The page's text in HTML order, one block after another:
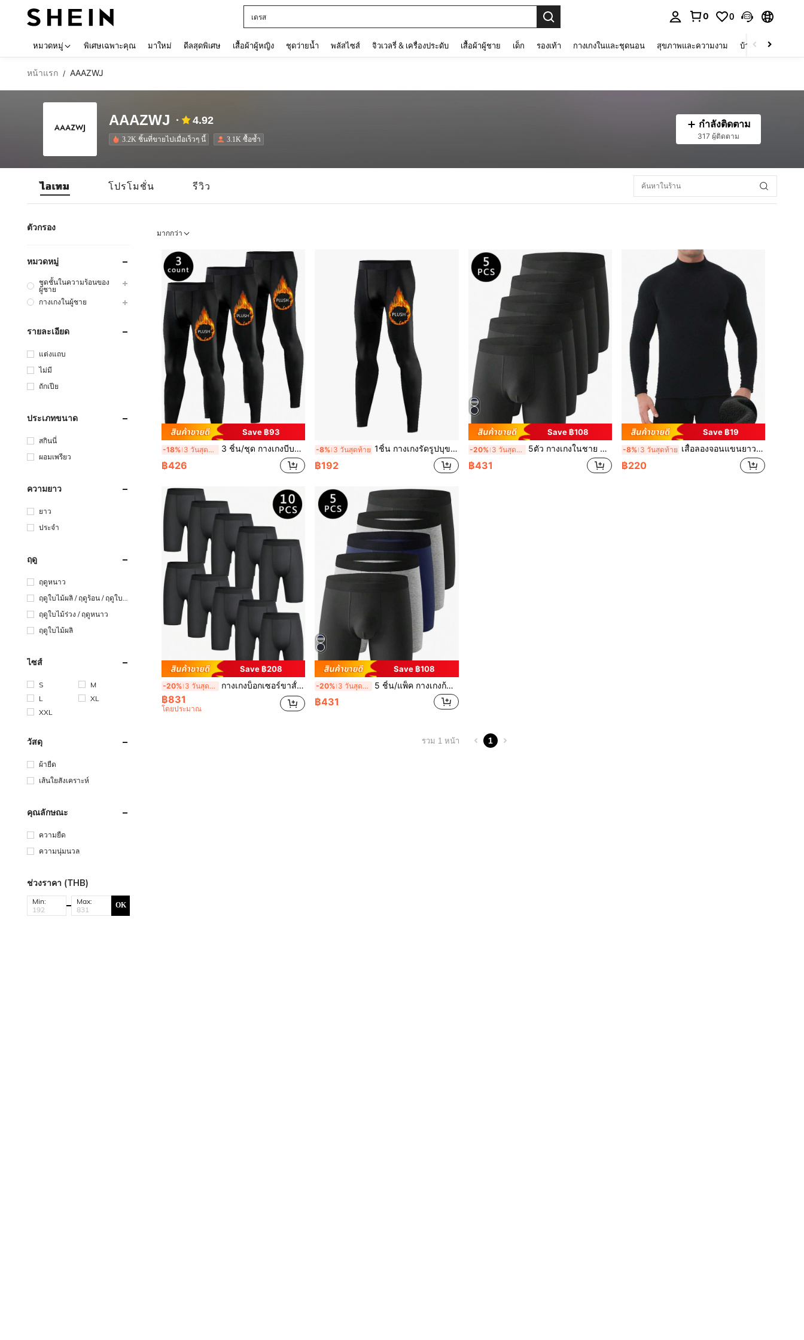
เดรส
0 0
หมวดหมู่ พิเศษเฉพาะคุณ มาใหม่ ดีลสุดพิเศษ เสื้อผ้าผู้หญิง ชุดว่ายน้ำ พลัสไซส์ จิวเวลรี่ & เครื่องประดับ เสื้อผ้าผู้ชาย เด็ก รองเท้า กางเกงในและชุดนอน สุขภาพและความงาม บ้านและที่อยู่อาศัย
หน้าแรก / AAAZWJ
AAAZWJ 4.92
3.2K ชิ้นที่ขายไปเมื่อเร็วๆ นี้ 3.1K ซื้อซ้ำ
กำลังติดตาม
317 ผู้ติดตาม
ไอเทม โปรโมชั่น รีวิว
ตัวกรอง
หมวดหมู่
ชุดชั้นในความร้อนของ
ผู้ชาย
กางเกงในผู้ชาย
รายละเอียด
แต่งแถบ
ไม่มี
ถักเปีย
ประเภทขนาด
สกินนี่
ผอมเพรียว
ความยาว
ยาว
ประจำ
ฤดู
ฤดูหนาว
ฤดูใบไม้ผลิ / ฤดูร้อน / ฤดูใบไ
ม้ร่วง
ฤดูใบไม้ร่วง / ฤดูหนาว
ฤดูใบไม้ผลิ
ไซส์
S
M
L
XL
XXL
วัสดุ
ผ้ายืด
เส้นใยสังเคราะห์
คุณลักษณะ
ความยืด
ความนุ่มนวล
ช่วงราคา (THB)
Min: Max: OK
มากกว่า
Save ฿93
-18% 3 วันสุดท้าย 3 ชิ้น/ชุด กางเกงบีบอัด ผู้ชายใส่ในฤดูหนาว หนา, เหมาะสำหรับฟิตเนส, วิ่ง และกีฬา, กางเกงรัดรูปสำหรับสตรีสำหรับใช้กลางแจ้ง
฿426
-8% 3 วันสุดท้าย 1ชิ้น กางเกงรัดรูปบุขนกันหนาวสำหรับผู้ชาย เหมาะสำหรับฟิตเนส ออกกำลังกาย วิ่ง เล่นกีฬา ฤดูใบไม้ร่วง/ฤดูหนาว
฿192
Save ฿108
-20% 3 วันสุดท้าย 5ตัว กางเกงในชาย สีพื้น ระบายอากาศ ยืดหยุ่น
฿431
Save ฿19
-8% 3 วันสุดท้าย เสื้อลองจอนแขนยาวให้ความอบอุ่นสำหรับผู้ชาย บุซับในให้ความอบอุ่น สีดำ ยืดหยุ่นและกระชับรูปร่าง เหมาะสำหรับฤดูใบไม้ร่วง/ฤดูหนาว
฿220
Save ฿208
-20% 3 วันสุดท้าย กางเกงบ็อกเซอร์ขาสั้นยาวสำหรับผู้ชาย 10 ชิ้น เหมาะสำหรับการฝึกซ้อมกลางแจ้ง กางเกงวิ่งขาสั้น เสื้อผ้าฟิตเนสสำหรับผู้ชาย
฿831
โดยประมาณ
Save ฿108
-20% 3 วันสุดท้าย 5 ชิ้น/แพ็ค กางเกงก้นบาน ผู้ชาย สีพื้น ผ้ายืด นุ่มสบาย รูปแบบคลาสสิก
฿431
รวม 1 หน้า 1